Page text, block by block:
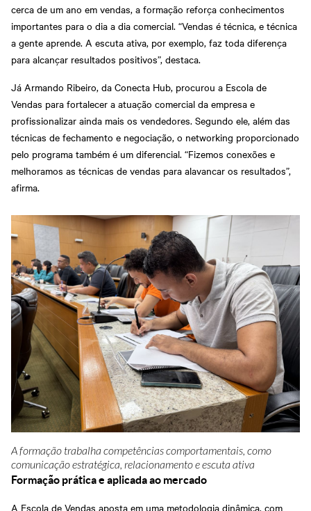
cerca de um ano em vendas, a formação reforça conhecimentos
importantes para o dia a dia comercial. “Vendas é técnica, e técnica
a gente aprende. A escuta ativa, por exemplo, faz toda diferença
para alcançar resultados positivos”, destaca.
Já Armando Ribeiro, da Conecta Hub, procurou a Escola de
Vendas para fortalecer a atuação comercial da empresa e
profissionalizar ainda mais os vendedores. Segundo ele, além das
técnicas de fechamento e negociação, o networking proporcionado
pelo programa também é um diferencial. “Fizemos conexões e
melhoramos as técnicas de vendas para alavancar os resultados”,
afirma.
A formação trabalha competências comportamentais, como
comunicação estratégica, relacionamento e escuta ativa
Formação prática e aplicada ao mercado
A Escola de Vendas aposta em uma metodologia dinâmica, com